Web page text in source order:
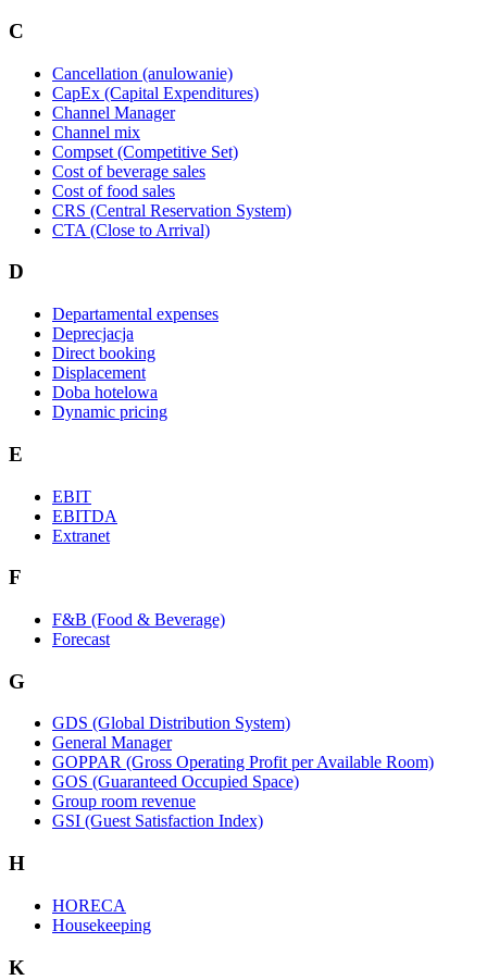
C
Cancellation (anulowanie)
CapEx (Capital Expenditures)
Channel Manager
Channel mix
Compset (Competitive Set)
Cost of beverage sales
Cost of food sales
CRS (Central Reservation System)
CTA (Close to Arrival)
D
Departamental expenses
Deprecjacja
Direct booking
Displacement
Doba hotelowa
Dynamic pricing
E
EBIT
EBITDA
Extranet
F
F&B (Food & Beverage)
Forecast
G
GDS (Global Distribution System)
General Manager
GOPPAR (Gross Operating Profit per Available Room)
GOS (Guaranteed Occupied Space)
Group room revenue
GSI (Guest Satisfaction Index)
H
HORECA
Housekeeping
K